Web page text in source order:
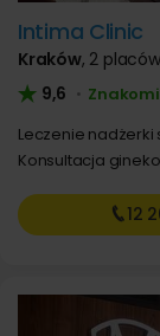
Intima Clinic
Kraków, 2
9,6 •
Leczenie
Konsultacja
12